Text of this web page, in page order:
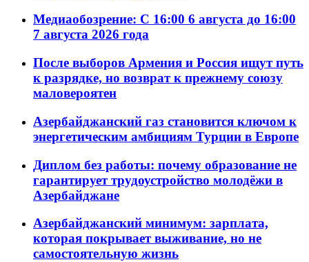
Медиаобозрение: С 16:00 6 августа до 16:00
7 августа 2026 года
После выборов Армения и Россия ищут путь
к разрядке, но возврат к прежнему союзу
маловероятен
Азербайджанский газ становится ключом к
энергетическим амбициям Турции в Европе
Диплом без работы: почему образование не
гарантирует трудоустройство молодёжи в
Азербайджане
Азербайджанский минимум: зарплата,
которая покрывает выживание, но не
самостоятельную жизнь